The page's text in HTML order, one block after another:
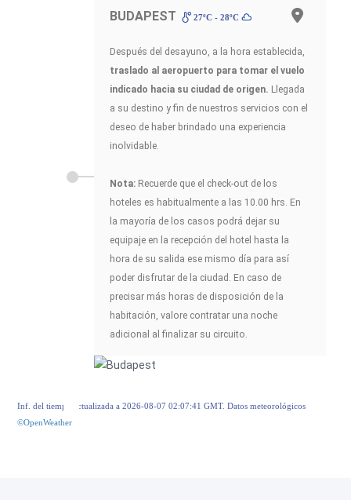
BUDAPEST 27ºC - 28ºC
Después del desayuno, a la hora establecida,
traslado al aeropuerto para tomar el vuelo
indicado hacia su ciudad de origen. Llegada
a su destino y fin de nuestros servicios con el
deseo de haber brindado una experiencia
inolvidable.
Nota: Recuerde que el check-out de los
hoteles es habitualmente a las 10.00 hrs. En
la mayoría de los casos podrá dejar su
equipaje en la recepción del hotel hasta la
hora de su salida ese mismo día para así
poder disfrutar de la ciudad. En caso de
precisar más horas de disposición de la
habitación, valore contratar una noche
adicional al finalizar su circuito.
Inf. del tiempo actualizada a 2026-08-07 02:07:41 GMT. Datos meteorológicos
©OpenWeather